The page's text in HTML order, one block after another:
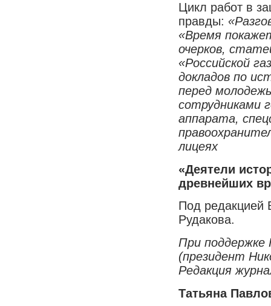
Цикл работ в
правды:
«Время
очерков,
«Российской
докладов по
перед
сотрудниками
аппарата,
лицеях
«Деятели
древнейших
Под редакцией
Рудакова.
При
(президент
Редакция
Татьяна